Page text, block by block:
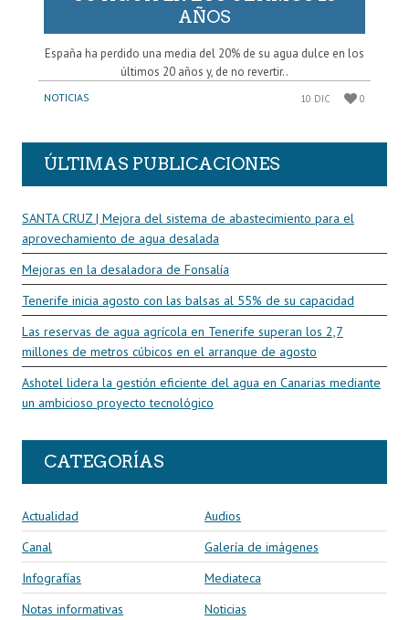
AÑOS
España ha perdido una media del 20% de su agua dulce en los
últimos 20 años y, de no revertir..
NOTICIAS 10 DIC 0
ÚLTIMAS PUBLICACIONES
SANTA CRUZ | Mejora del sistema de abastecimiento para el
aprovechamiento de agua desalada
Mejoras en la desaladora de Fonsalía
Tenerife inicia agosto con las balsas al 55% de su capacidad
Las reservas de agua agrícola en Tenerife superan los 2,7
millones de metros cúbicos en el arranque de agosto
Ashotel lidera la gestión eficiente del agua en Canarias mediante
un ambicioso proyecto tecnológico
CATEGORÍAS
Actualidad
Audios
Canal
Galería de imágenes
Infografías
Mediateca
Notas informativas
Noticias